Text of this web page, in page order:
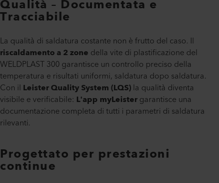
Qualità – Documentata e
Tracciabile
La qualità di saldatura costante non è frutto del caso. Il
riscaldamento a 2 zone della vite di plastificazione del
WELDPLAST 300 garantisce un controllo preciso della
temperatura e risultati uniformi, saldatura dopo saldatura.
Con il Leister Quality System (LQS)la qualità diventa
visibile e verificabile: L'app myLeistergarantisce una
documentazione completa di tutti i parametri di saldatura
rilevanti.
Progettato per prestazioni
continue